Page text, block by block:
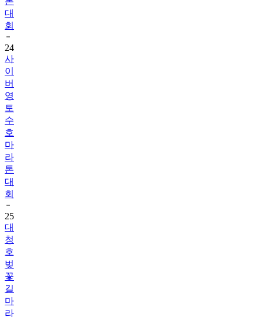
대
회
24
사
이
버
영
토
수
호
마
라
톤
대
회
25
대
청
호
벚
꽃
길
마
라